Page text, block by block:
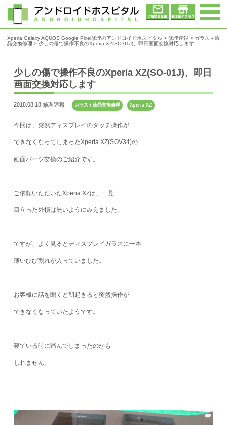
Xperia Galaxy AQUOS Google Pixel修理のアンドロイドホスピタル > 修理速報 > ガラス＋液
晶交換修理 > 少しの傷で操作不良のXperia XZ(SO-01J)、即日画面交換対応します
少しの傷で操作不良のXperia XZ(SO-01J)、即日
画面交換対応します
2018.08.18 修理速報 ガラス＋液晶交換修理 , Xperia XZ
今回は、突然ディスプレイのタッチ操作が
できなくなってしまったXperia XZ(SOV34)の
画面パーツ交換のご紹介です。
ご依頼いただいたXperia XZは、一見
目立った外損は無いようにみえました。
ですが、よく見るとディスプレイガラスに一本
薄いひび割れが入っていました。
お客様に話を聞くと朝起きると突然操作が
できなくなっていたようです。
寝ている時に踏んでしまったのかも
しれません。